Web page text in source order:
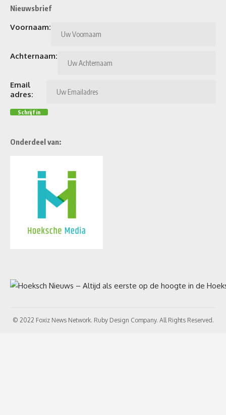
Nieuwsbrief
Voornaam:
Achternaam:
Email
adres:
Onderdeel van:
© 2022 Foxiz News Network. Ruby Design Company. All Rights Reserved.